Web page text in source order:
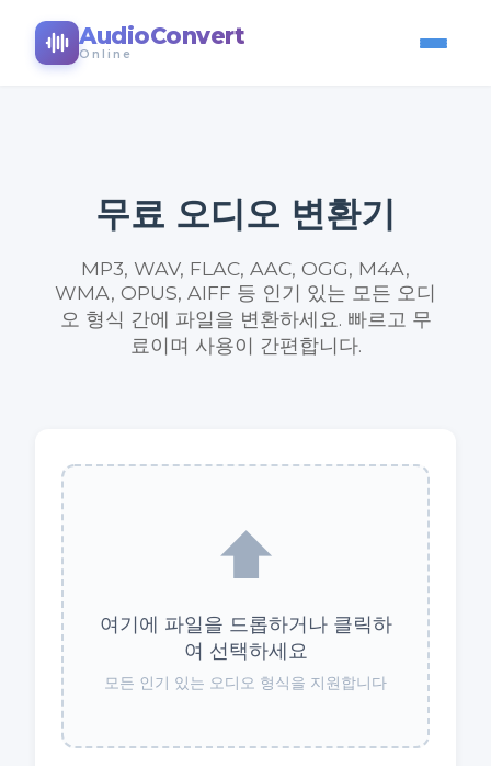
AudioConvert
Online
무료 오디오 변환기
MP3, WAV, FLAC, AAC, OGG, M4A,
WMA, OPUS, AIFF 등 인기 있는 모든 오디
오 형식 간에 파일을 변환하세요. 빠르고 무
료이며 사용이 간편합니다.
⬆️
여기에 파일을 드롭하거나 클릭하
여 선택하세요
모든 인기 있는 오디오 형식을 지원합니다